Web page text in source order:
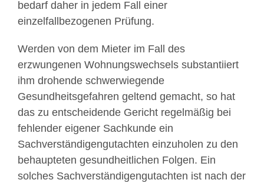
bedarf daher in jedem Fall einer
einzelfallbezogenen Prüfung.
Werden von dem Mieter im Fall des
erzwungenen Wohnungswechsels substantiiert
ihm drohende schwerwiegende
Gesundheitsgefahren geltend gemacht, so hat
das zu entscheidende Gericht regelmäßig bei
fehlender eigener Sachkunde ein
Sachverständigengutachten einzuholen zu den
behaupteten gesundheitlichen Folgen. Ein
solches Sachverständigengutachten ist nach der